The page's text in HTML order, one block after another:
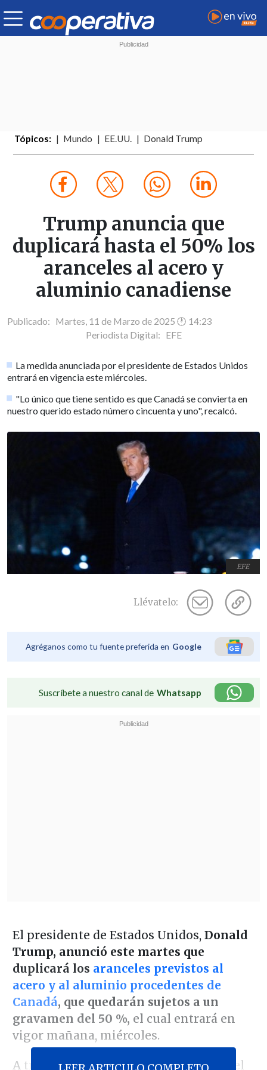
Tópicos: Mundo EE.UU. Donald Trump
Trump anuncia que
duplicará hasta el 50% los
aranceles al acero y
aluminio canadiense
Publicado: Martes, 11 de Marzo de 2025 🕐 14:23
Periodista Digital: EFE
La medida anunciada por el presidente de Estados Unidos
entrará en vigencia este miércoles.
"Lo único que tiene sentido es que Canadá se convierta en
nuestro querido estado número cincuenta y uno", recalcó.
EFE
Llévatelo:
Agréganos como tu fuente preferida en Google
Suscríbete a nuestro canal de Whatsapp
El presidente de Estados Unidos, Donald
Trump, anunció este martes que
duplicará los aranceles previstos al
acero y al aluminio procedentes de
Canadá, que quedarán sujetos a un
gravamen del 50 %, el cual entrará en
vigor mañana, miércoles.
A través de su red social Truth Social, el